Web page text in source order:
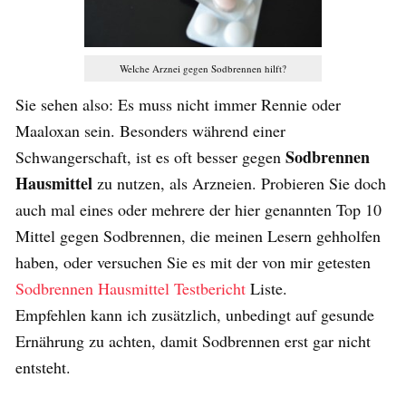
Welche Arznei gegen Sodbrennen hilft?
Sie sehen also: Es muss nicht immer Rennie oder
Maaloxan sein. Besonders während einer
Schwangerschaft, ist es oft besser gegen Sodbrennen
Hausmittel zu nutzen, als Arzneien. Probieren Sie doch
auch mal eines oder mehrere der hier genannten Top 10
Mittel gegen Sodbrennen, die meinen Lesern gehholfen
haben, oder versuchen Sie es mit der von mir getesten
Sodbrennen Hausmittel Testbericht Liste.
Empfehlen kann ich zusätzlich, unbedingt auf gesunde
Ernährung zu achten, damit Sodbrennen erst gar nicht
entsteht.